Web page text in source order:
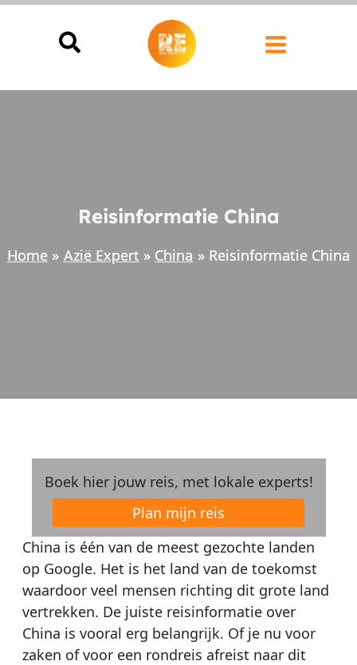
Ga
Reisinformatie China
Home Azië Expert China Reisinformatie China
Boek hier jouw reis, met lokale experts!
Plan mijn reis
China is één van de meest gezochte landen
op Google. Het is het land van de toekomst
waardoor veel mensen richting dit grote land
vertrekken. De juiste reisinformatie over
China is vooral erg belangrijk. Of je nu voor
zaken of voor een rondreis afreist naar dit